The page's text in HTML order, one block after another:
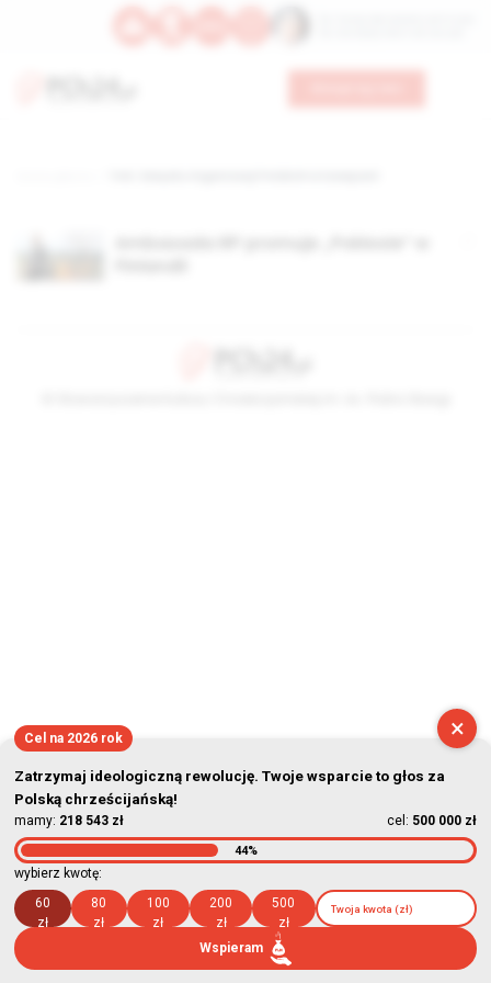
×
Cel na 2026 rok
Zatrzymaj ideologiczną rewolucję. Twoje wsparcie to głos za
Polską chrześcijańską!
mamy: 218 543 zł cel: 500 000 zł
44%
wybierz kwotę:
60
zł
80
zł
100
zł
200
zł
500
zł
Wspieram